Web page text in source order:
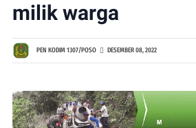
milik warga
PEN KODIM 1307/POSO DESEMBER 08, 2022